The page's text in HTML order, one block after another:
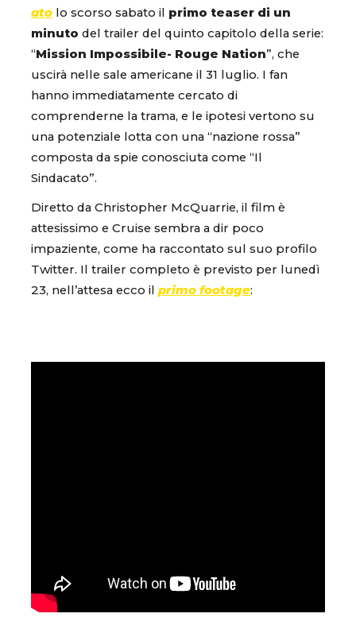
ato lo scorso sabato il primo teaser di un
minuto del trailer del quinto capitolo della serie:
“Mission Impossibile- Rouge Nation”, che
uscirà nelle sale americane il 31 luglio. I fan
hanno immediatamente cercato di
comprenderne la trama, e le ipotesi vertono su
una potenziale lotta con una “nazione rossa”
composta da spie conosciuta come “Il
Sindacato”.
Diretto da Christopher McQuarrie, il film è
attesissimo e Cruise sembra a dir poco
impaziente, come ha raccontato sul suo profilo
Twitter. Il trailer completo è previsto per lunedì
23, nell’attesa ecco il primo footage: